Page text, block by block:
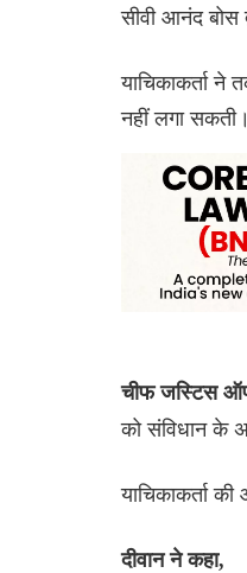
सीवी आनंद बोस
याचिकाकर्ता ने
नहीं लगा सकती।
चीफ जस्टिस ऑफ
को संविधान के
याचिकाकर्ता
दीवान ने कहा,